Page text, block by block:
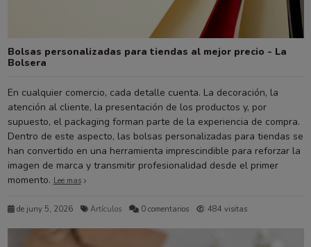
Bolsas personalizadas para tiendas al mejor precio - La
Bolsera
En cualquier comercio, cada detalle cuenta. La decoración, la
atención al cliente, la presentación de los productos y, por
supuesto, el packaging forman parte de la experiencia de compra.
Dentro de este aspecto, las bolsas personalizadas para tiendas se
han convertido en una herramienta imprescindible para reforzar la
imagen de marca y transmitir profesionalidad desde el primer
momento. Lee mas
de juny 5, 2026 Artículos 0 comentarios 484 visitas